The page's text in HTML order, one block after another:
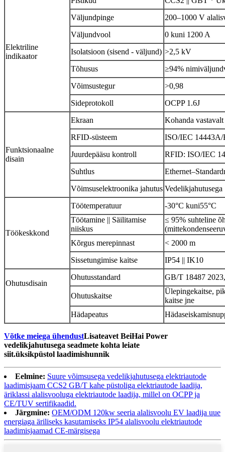
Elektriline
indikaator
Väljundpinge
200–1000 V
Väljundvool
0 kuni 1200 A
Isolatsioon (sisend - väljund) >2,5 kV
Tõhusus
≥94%
Võimsustegur
>0,98
Sideprotokoll
OCPP 1.6J
Funktsionaalne
disain
Ekraan
Kohanda vastavalt
RFID-süsteem
ISO/IEC 14443A/
Juurdepääsu kontroll
RFID: ISO/IEC
Suhtlus
Ethernet–
Võimsuselektroonika jahutus Vedelikjahutusega
Töökeskkond
Töötemperatuur -30°C kuni55°C
Töötamine || Säilitamise
niiskus
≤ 95% suhteline
Kõrgus merepinnast
< 2000 m
Sissetungimise kaitse
IP54 || IK10
Ohutusdisain
Ohutusstandard GB/T 18487
Ohutuskaitse
Ülepingekaitse,
kaitse jne
Hädapeatus
Võtke meiega ühendustLisateavet BeiHai Power
vedelikjahutusega seadmete kohta leiate
siit.üksikpüstol laadimishunnik
Eelmine: Suure võimsusega vedelikjahutusega elektriautode
laadimisjaam CCS2 GB/T kahe püstoliga elektriautode laadija,
äriklassi alalisvooluga elektriautode laadija, millel on OCPP ja
CE/TUV sertifikaadid.
Järgmine: OEM/ODM 120kw seeria alalisvoolu EV laadija uue
energiaga äriliseks kasutamiseks IP54 alalisvoolu elektriautode
laadimisjaamad CE-märgisega